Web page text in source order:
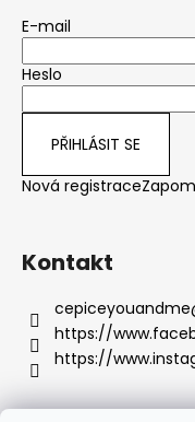
E-mail
Heslo
PŘIHLÁSIT SE
Nová registrace
Kontakt
cepiceyouandme
https://
https://